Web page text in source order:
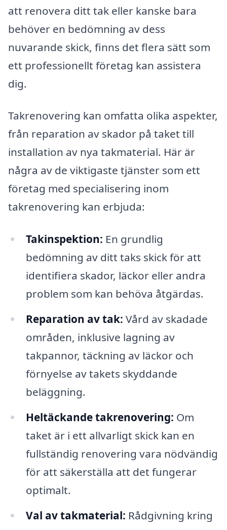
att renovera ditt tak eller kanske bara
behöver en bedömning av dess
nuvarande skick, finns det flera sätt som
ett professionellt företag kan assistera
dig.
Takrenovering kan omfatta olika aspekter,
från reparation av skador på taket till
installation av nya takmaterial. Här är
några av de viktigaste tjänster som ett
företag med specialisering inom
takrenovering kan erbjuda:
Takinspektion: En grundlig
bedömning av ditt taks skick för att
identifiera skador, läckor eller andra
problem som kan behöva åtgärdas.
Reparation av tak: Vård av skadade
områden, inklusive lagning av
takpannor, täckning av läckor och
förnyelse av takets skyddande
beläggning.
Heltäckande takrenovering: Om
taket är i ett allvarligt skick kan en
fullständig renovering vara nödvändig
för att säkerställa att det fungerar
optimalt.
Val av takmaterial: Rådgivning kring